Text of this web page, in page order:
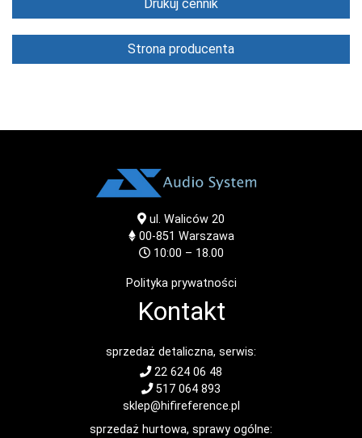
Drukuj cennik
Strona producenta
ul. Waliców 20
00-851 Warszawa
10:00 – 18.00
Polityka prywatności
Kontakt
sprzedaż detaliczna, serwis:
22 624 06 48
517 064 893
sklep@hifireference.pl
sprzedaż hurtowa, sprawy ogólne: